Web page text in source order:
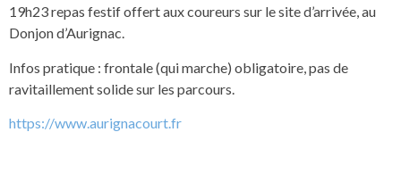
19h23 repas festif offert aux coureurs sur le site d’arrivée, au
Donjon d’Aurignac.
Infos pratique : frontale (qui marche) obligatoire, pas de
ravitaillement solide sur les parcours.
https://www.aurignacourt.fr